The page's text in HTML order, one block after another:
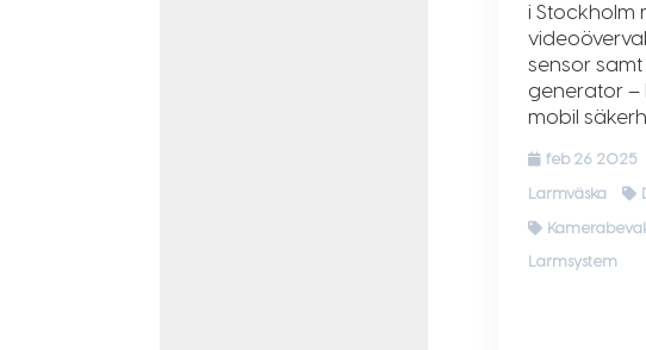
i Stockholm
sensor
generator –
mobil
feb 26 2025
Larmväska
Larmsystem